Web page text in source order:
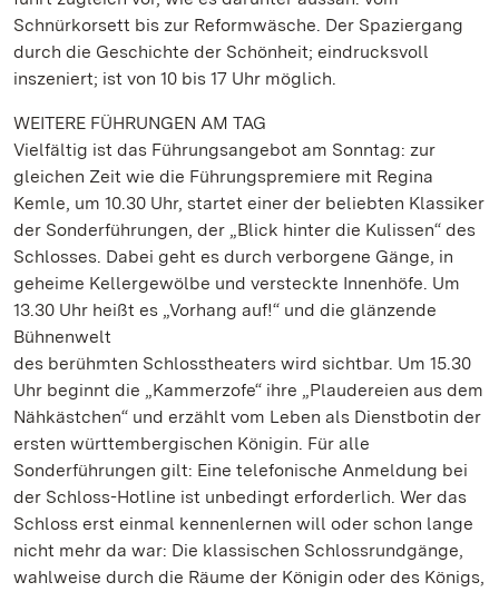
Schnürkorsett bis zur Reformwäsche. Der Spaziergang
durch die Geschichte der Schönheit; eindrucksvoll
inszeniert; ist von 10 bis 17 Uhr möglich.
WEITERE FÜHRUNGEN AM TAG
Vielfältig ist das Führungsangebot am Sonntag: zur
gleichen Zeit wie die Führungspremiere mit Regina
Kemle, um 10.30 Uhr, startet einer der beliebten Klassiker
der Sonderführungen, der „Blick hinter die Kulissen“ des
Schlosses. Dabei geht es durch verborgene Gänge, in
geheime Kellergewölbe und versteckte Innenhöfe. Um
13.30 Uhr heißt es „Vorhang auf!“ und die glänzende
Bühnenwelt
des berühmten Schlosstheaters wird sichtbar. Um 15.30
Uhr beginnt die „Kammerzofe“ ihre „Plaudereien aus dem
Nähkästchen“ und erzählt vom Leben als Dienstbotin der
ersten württembergischen Königin. Für alle
Sonderführungen gilt: Eine telefonische Anmeldung bei
der Schloss-Hotline ist unbedingt erforderlich. Wer das
Schloss erst einmal kennenlernen will oder schon lange
nicht mehr da war: Die klassischen Schlossrundgänge,
wahlweise durch die Räume der Königin oder des Königs,